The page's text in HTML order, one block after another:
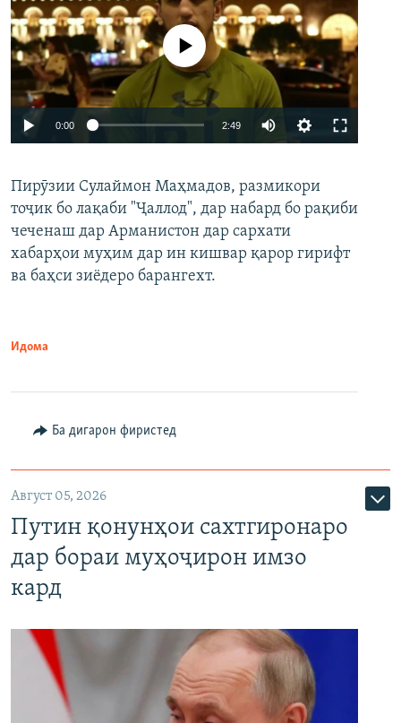
Auto 240p 360p 480p
720p 1080p
Феълан кор намекунад
0:00 2:49
360p
480p
Пирӯзии Сулаймон Маҳмадов, размикори
тоҷик бо лақаби "Ҷаллод", дар набард бо рақиби
чеченаш дар Арманистон дар сархати
хабарҳои муҳим дар ин кишвар қарор гирифт
ва баҳси зиёдеро барангехт.
Идома
Ба дигарон фиристед
Август 05, 2026
Путин қонунҳои сахтгиронаро
дар бораи муҳоҷирон имзо
кард